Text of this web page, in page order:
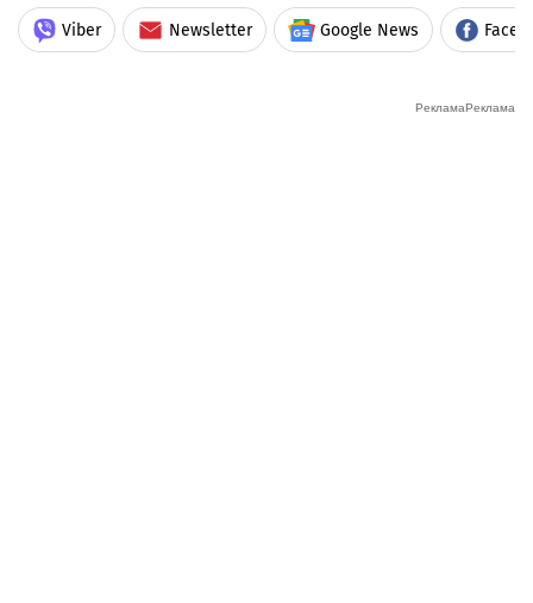
Viber Newsletter Google News